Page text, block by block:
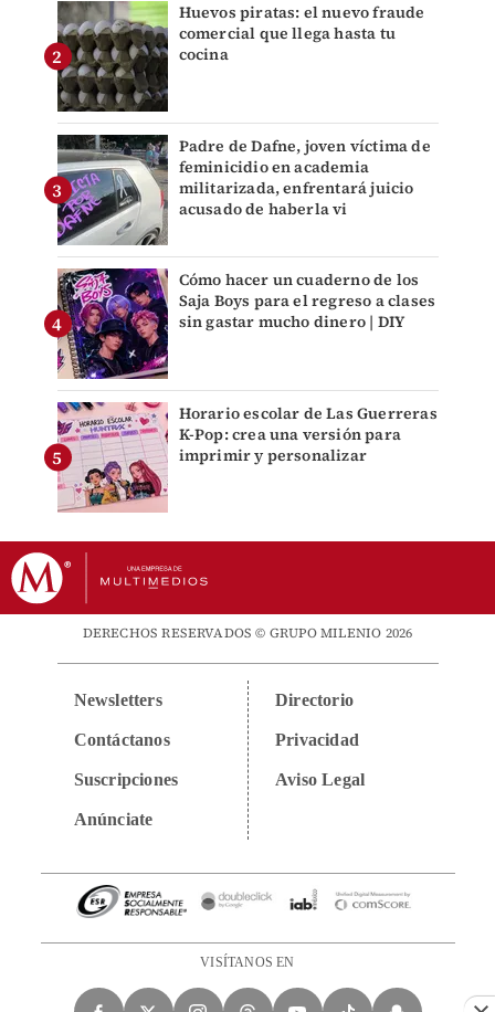
Huevos piratas: el nuevo fraude
comercial que llega hasta tu
cocina
Padre de Dafne, joven víctima de
feminicidio en academia
militarizada, enfrentará juicio
acusado de haberla vi
Cómo hacer un cuaderno de los
Saja Boys para el regreso a clases
sin gastar mucho dinero | DIY
Horario escolar de Las Guerreras
K-Pop: crea una versión para
imprimir y personalizar
DERECHOS RESERVADOS © GRUPO MILENIO 2026
Newsletters
Contáctanos
Suscripciones
Anúnciate
Directorio
Privacidad
Aviso Legal
VISÍTANOS EN